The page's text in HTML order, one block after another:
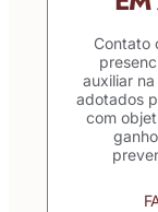
Contato
auxiliar
adotados
com